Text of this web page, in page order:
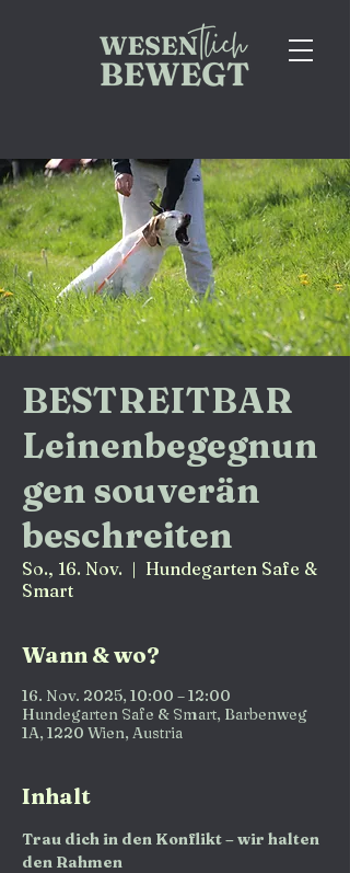
BESTREITBAR
Leinenbegegnun
gen souverän
beschreiten
So., 16. Nov.
  |
Hundegarten Safe &
Smart
Wann & wo?
16. Nov. 2025, 10:00 – 12:00
Hundegarten Safe & Smart, Barbenweg
1A, 1220 Wien, Austria
Inhalt
Trau dich in den Konflikt – wir halten
den Rahmen